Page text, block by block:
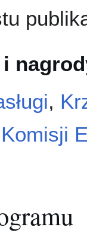
,